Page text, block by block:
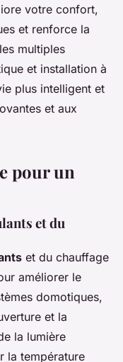
votre confort,
et renforce la
multiples
et installation à
plus intelligent et
et aux
pour un
et du
et du chauffage
améliorer le
domotiques,
et la
la lumière
la température